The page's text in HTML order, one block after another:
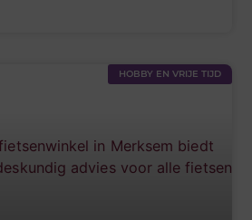
HOBBY EN VRIJE TIJD